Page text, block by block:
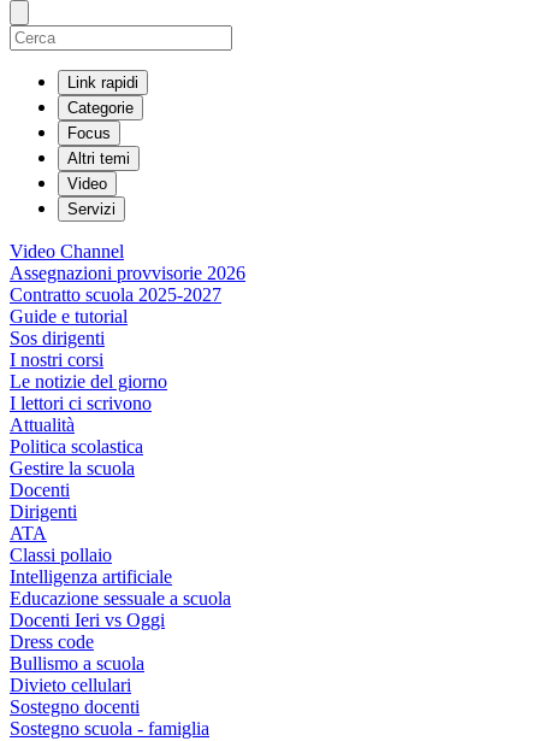
Link rapidi
Categorie
Focus
Altri temi
Video
Servizi
Video Channel
Assegnazioni provvisorie 2026
Contratto scuola 2025-2027
Guide e tutorial
Sos dirigenti
I nostri corsi
Le notizie del giorno
I lettori ci scrivono
Attualità
Politica scolastica
Gestire la scuola
Docenti
Dirigenti
ATA
Classi pollaio
Intelligenza artificiale
Educazione sessuale a scuola
Docenti Ieri vs Oggi
Dress code
Bullismo a scuola
Divieto cellulari
Sostegno docenti
Sostegno scuola - famiglia